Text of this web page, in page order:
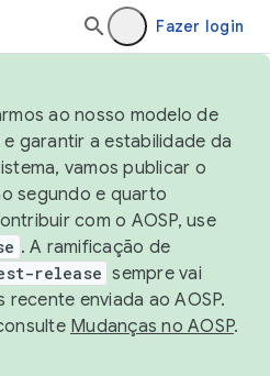
Fazer login
ao nosso modelo de
garantir a estabilidade da
vamos publicar o
segundo e quarto
com o AOSP, use
. A ramificação de
release sempre vai
enviada ao AOSP.
Mudanças no AOSP.